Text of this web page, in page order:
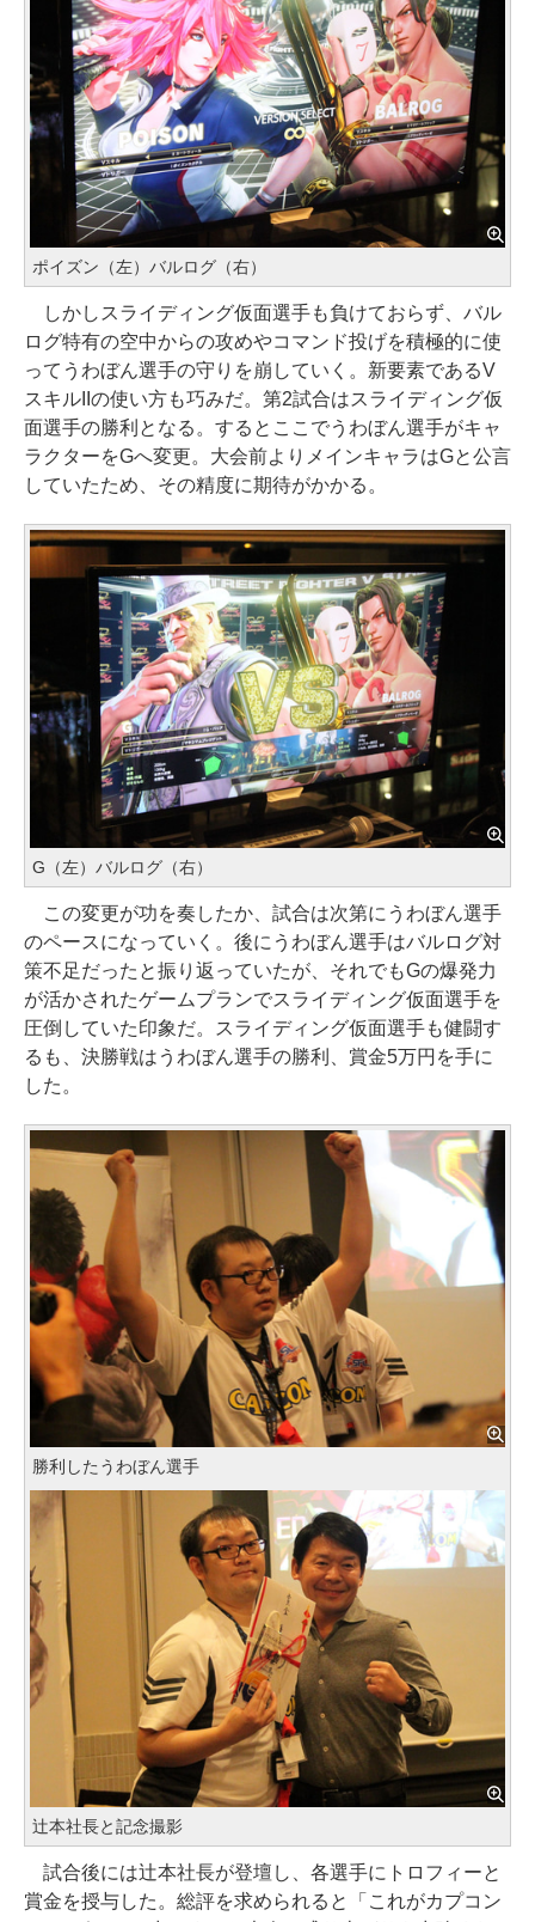
ポイズン（左）バルログ（右）
しかしスライディング仮面選手も負けておらず、バル
ログ特有の空中からの攻めやコマンド投げを積極的に使
ってうわぼん選手の守りを崩していく。新要素であるV
スキルIIの使い方も巧みだ。第2試合はスライディング仮
面選手の勝利となる。するとここでうわぼん選手がキャ
ラクターをGへ変更。大会前よりメインキャラはGと公言
していたため、その精度に期待がかかる。
G（左）バルログ（右）
この変更が功を奏したか、試合は次第にうわぼん選手
のペースになっていく。後にうわぼん選手はバルログ対
策不足だったと振り返っていたが、それでもGの爆発力
が活かされたゲームプランでスライディング仮面選手を
圧倒していた印象だ。スライディング仮面選手も健闘す
るも、決勝戦はうわぼん選手の勝利、賞金5万円を手に
した。
勝利したうわぼん選手
辻本社長と記念撮影
試合後には辻本社長が登壇し、各選手にトロフィーと
賞金を授与した。総評を求められると「これがカプコン